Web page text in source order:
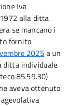
Iva
alla ditta
se mancano i
fornito
2025 a un
ditta individuale
85.59.30)
aveva ottenuto